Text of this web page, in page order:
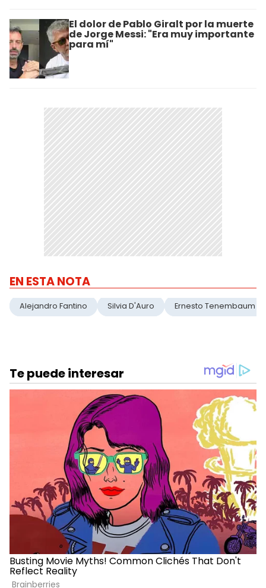
El dolor de Pablo Giralt por la muerte
de Jorge Messi: "Era muy importante
para mí"
EN ESTA NOTA
Alejandro Fantino Silvia D'Auro Ernesto Tenembaum